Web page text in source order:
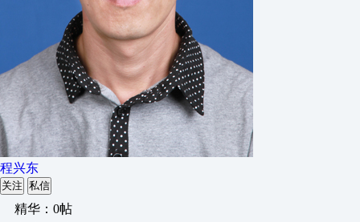
程兴东
关注 私信
精华：0帖